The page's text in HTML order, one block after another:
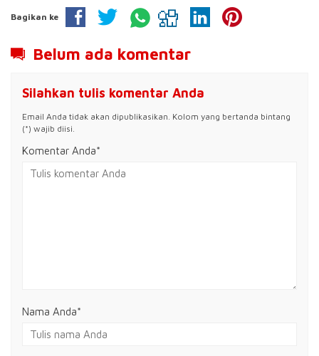
Bagikan ke
Belum ada komentar
Silahkan tulis komentar Anda
Email Anda tidak akan dipublikasikan. Kolom yang bertanda bintang
(*) wajib diisi.
Komentar Anda*
Nama Anda*